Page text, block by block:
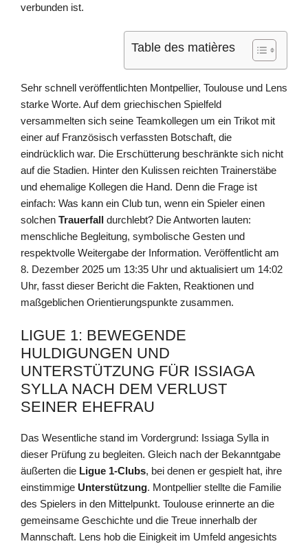
verbunden ist.
Table des matières
Sehr schnell veröffentlichten Montpellier, Toulouse und Lens
starke Worte. Auf dem griechischen Spielfeld
versammelten sich seine Teamkollegen um ein Trikot mit
einer auf Französisch verfassten Botschaft, die
eindrücklich war. Die Erschütterung beschränkte sich nicht
auf die Stadien. Hinter den Kulissen reichten Trainerstäbe
und ehemalige Kollegen die Hand. Denn die Frage ist
einfach: Was kann ein Club tun, wenn ein Spieler einen
solchen Trauerfall durchlebt? Die Antworten lauten:
menschliche Begleitung, symbolische Gesten und
respektvolle Weitergabe der Information. Veröffentlicht am
8. Dezember 2025 um 13:35 Uhr und aktualisiert um 14:02
Uhr, fasst dieser Bericht die Fakten, Reaktionen und
maßgeblichen Orientierungspunkte zusammen.
LIGUE 1: BEWEGENDE
HULDIGUNGEN UND
UNTERSTÜTZUNG FÜR ISSIAGA
SYLLA NACH DEM VERLUST
SEINER EHEFRAU
Das Wesentliche stand im Vordergrund: Issiaga Sylla in
dieser Prüfung zu begleiten. Gleich nach der Bekanntgabe
äußerten die Ligue 1-Clubs, bei denen er gespielt hat, ihre
einstimmige Unterstützung. Montpellier stellte die Familie
des Spielers in den Mittelpunkt. Toulouse erinnerte an die
gemeinsame Geschichte und die Treue innerhalb der
Mannschaft. Lens hob die Einigkeit im Umfeld angesichts